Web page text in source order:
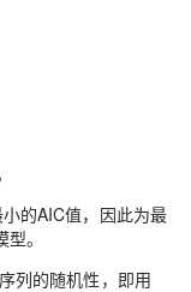
的AIC值，因此为最
。
列的随机性，即用